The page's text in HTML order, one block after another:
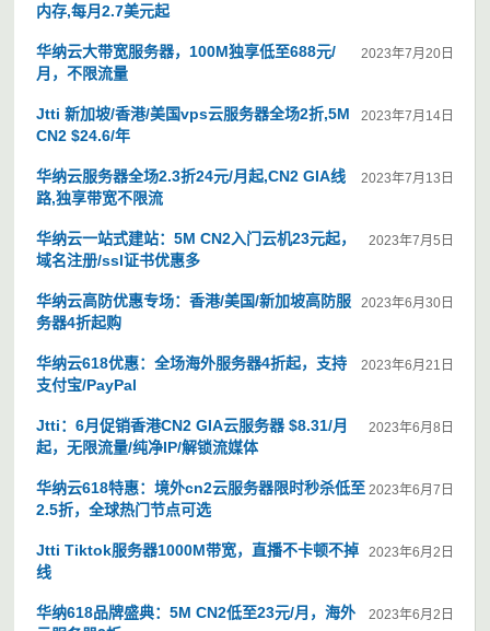
内存,每月2.7美元起
2023年7月20日
华纳云大带宽服务器，100M独享低至688元/
月，不限流量
2023年7月14日
Jtti 新加坡/香港/美国vps云服务器全场2折,5M
CN2 $24.6/年
2023年7月13日
华纳云服务器全场2.3折24元/月起,CN2 GIA线
路,独享带宽不限流
2023年7月5日
华纳云一站式建站：5M CN2入门云机23元起，
域名注册/ssl证书优惠多
2023年6月30日
华纳云高防优惠专场：香港/美国/新加坡高防服
务器4折起购
2023年6月21日
华纳云618优惠：全场海外服务器4折起，支持
支付宝/PayPal
2023年6月8日
Jtti：6月促销香港CN2 GIA云服务器 $8.31/月
起，无限流量/纯净IP/解锁流媒体
2023年6月7日
华纳云618特惠：境外cn2云服务器限时秒杀低至
2.5折，全球热门节点可选
2023年6月2日
Jtti Tiktok服务器1000M带宽，直播不卡顿不掉
线
2023年6月2日
华纳618品牌盛典：5M CN2低至23元/月，海外